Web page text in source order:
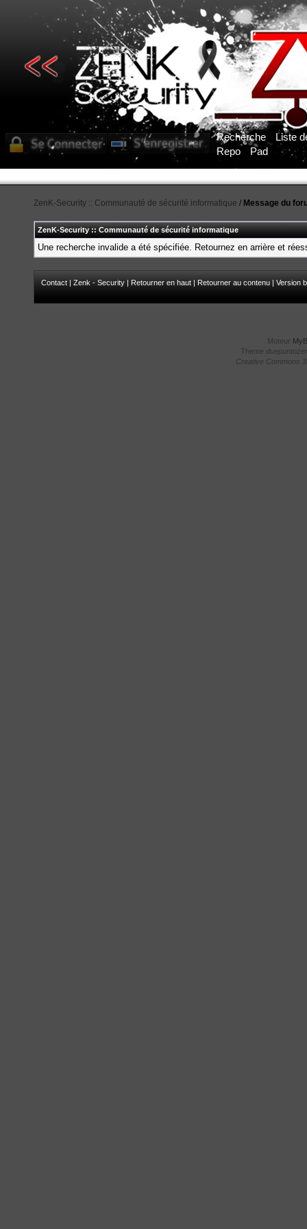
Recherche
Liste
Repo
Pad
ZenK-Security :: Communauté de sécurité informatique / Message du
ZenK-Security :: Communauté de sécurité informatique
Une recherche invalide a été spécifiée. Retournez en arrière et
Contact | Zenk - Security | Retourner en haut | Retourner au contenu | Version
Moteur
Theme
Creative Commons